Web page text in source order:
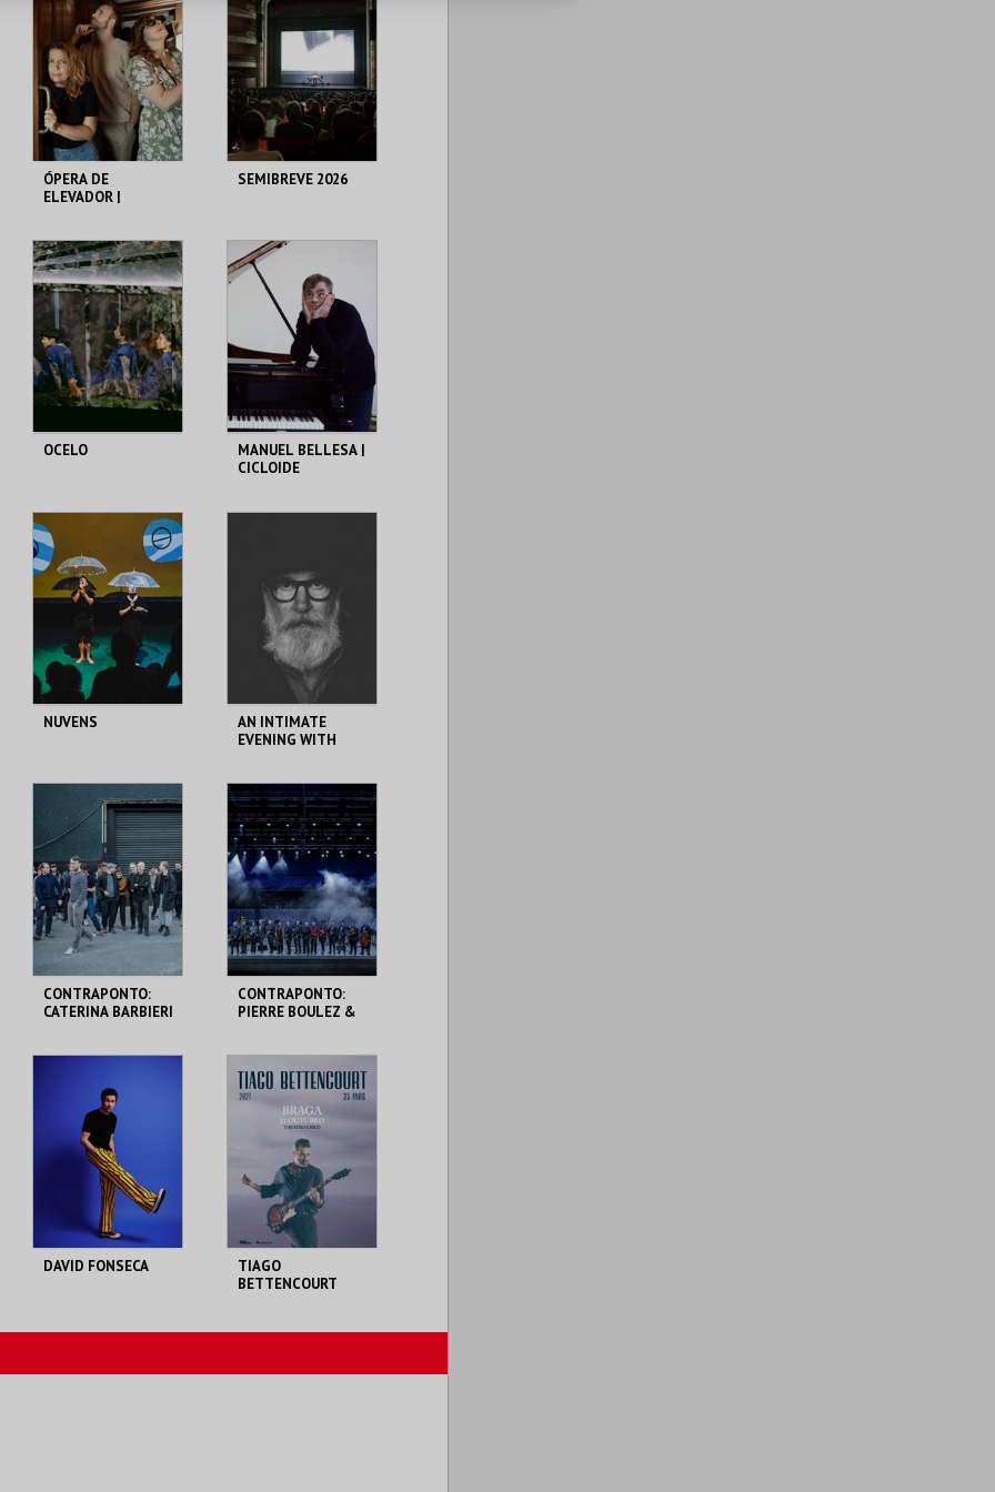
MAIS INFO
COMPRAR
MAIS INFO
COMPRAR
ÓPERA DE
ELEVADOR |
THEATRO CIRCO
MAIS INFO
COMPRAR
SEMIBREVE 2026
THEATRO CIRCO
MAIS INFO
COMPRAR
OCELO
THEATRO CIRCO
MAIS INFO
COMPRAR
MANUEL BELLESA |
CICLOIDE
MAIS INFO
COMPRAR
NUVENS
THEATRO CIRCO
MAIS INFO
COMPRAR
AN INTIMATE
EVENING WITH
THEATRO CIRCO
MAIS INFO
COMPRAR
CONTRAPONTO:
CATERINA BARBIERI
MAIS INFO
COMPRAR
CONTRAPONTO:
PIERRE BOULEZ &
MAIS INFO
COMPRAR
DAVID FONSECA
THEATRO CIRCO
TIAGO
BETTENCOURT
THEATRO CIRCO